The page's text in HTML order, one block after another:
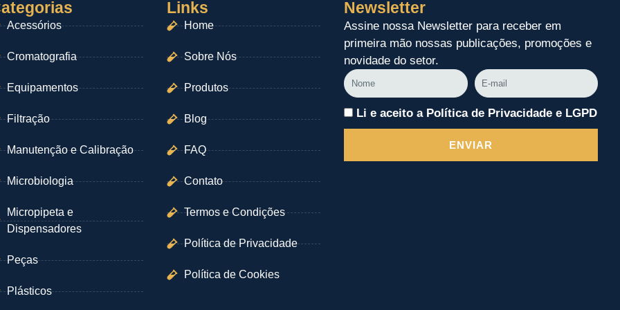
Acessórios
Cromatografia
Equipamentos
Filtração
Manutenção e Calibração
Microbiologia
Micropipeta e
Dispensadores
Peças
Plásticos
Links
Home
Sobre Nós
Produtos
Blog
FAQ
Contato
Termos e Condições
Política de Privacidade
Política de Cookies
Newsletter
Assine nossa Newsletter para receber em
primeira mão nossas publicações, promoções e
novidade do setor.
Nome
E-
mail
Li e aceito a Política de Privacidade e LGPD
ENVIAR